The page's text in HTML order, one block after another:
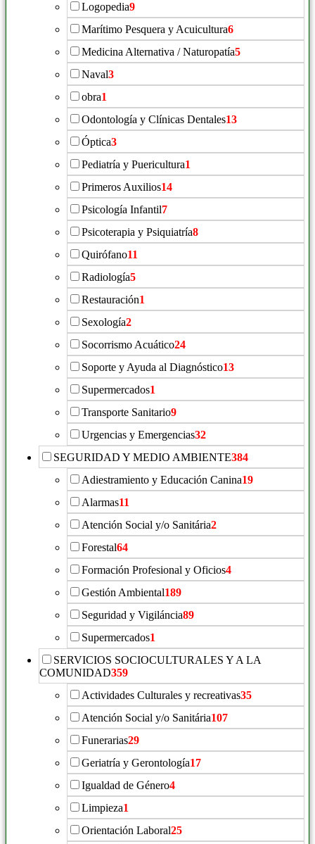
Logopedia9
Marítimo Pesquera y Acuicultura6
Medicina Alternativa / Naturopatía5
Naval3
obra1
Odontología y Clínicas Dentales13
Óptica3
Pediatría y Puericultura1
Primeros Auxilios14
Psicología Infantil7
Psicoterapia y Psiquiatría8
Quirófano11
Radiología5
Restauración1
Sexología2
Socorrismo Acuático24
Soporte y Ayuda al Diagnóstico13
Supermercados1
Transporte Sanitario9
Urgencias y Emergencias32
SEGURIDAD Y MEDIO AMBIENTE384
Adiestramiento y Educación Canina19
Alarmas11
Atención Social y/o Sanitária2
Forestal64
Formación Profesional y Oficios4
Gestión Ambiental189
Seguridad y Vigiláncia89
Supermercados1
SERVICIOS SOCIOCULTURALES Y A LA
COMUNIDAD359
Actividades Culturales y recreativas35
Atención Social y/o Sanitária107
Funerarias29
Geriatría y Gerontología17
Igualdad de Género4
Limpieza1
Orientación Laboral25